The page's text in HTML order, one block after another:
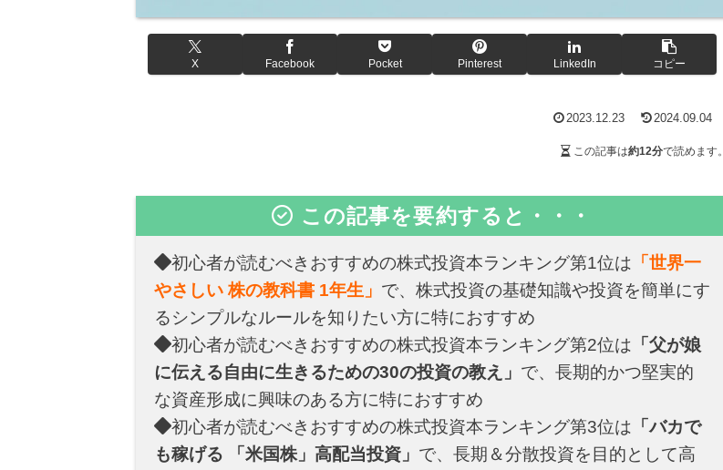
X Facebook Pocket Pinterest LinkedIn コピー
2023.12.23 2024.09.04
この記事は約12分で読めます。
この記事を要約すると・・・
初心者が読むべきおすすめの株式投資本ランキング第1位は 「世界一
やさしい 株の教科書 1年生」 で、株式投資の基礎知識や投資を簡単にす
るシンプルなルールを知りたい方に特におすすめ
初心者が読むべきおすすめの株式投資本ランキング第2位は 「父が娘
に伝える自由に生きるための30の投資の教え」 で、長期的かつ堅実的
な資産形成に興味のある方に特におすすめ
初心者が読むべきおすすめの株式投資本ランキング第3位は 「バカで
も稼げる 「米国株」高配当投資」 で、長期＆分散投資を目的として高